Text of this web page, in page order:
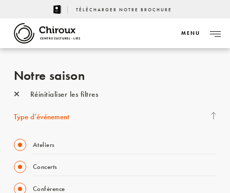
TÉLÉCHARGER NOTRE BROCHURE
CENTRE CULTUREL - LIÈGE
MENU
Notre saison
Réinitialiser les filtres
Type d’événement
Ateliers
Concerts
Conférence